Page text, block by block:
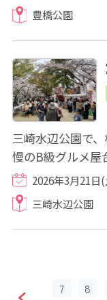
豊橋公園
三崎水辺公園で
慢のB級グルメ屋
に、土日限定で
2026年3月21日
三崎水辺公園
7 8